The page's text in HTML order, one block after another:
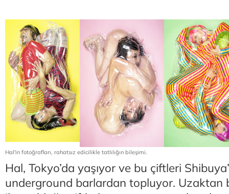
Hal'in fotoğrafları, rahatsız edicilikle tatlılığın bileşimi.
Hal, Tokyo’da yaşıyor ve bu çiftleri
underground barlardan topluyor. Uzaktan